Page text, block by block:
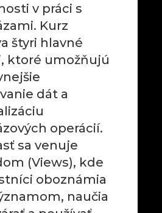
v práci s
Kurz
štyri hlavné
ktoré umožňujú
dát a
operácií.
sa venuje
(Views), kde
oboznámia
naučia